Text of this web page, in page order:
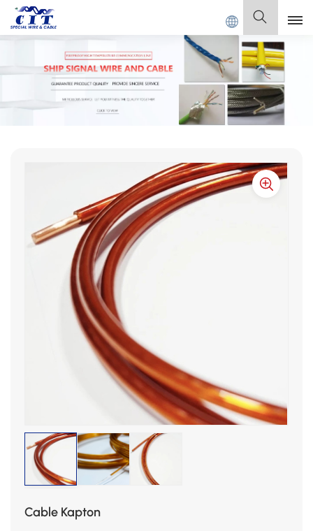
Co., Ltd. Español
English
Français
Italiano
Polski
Cable Kapton